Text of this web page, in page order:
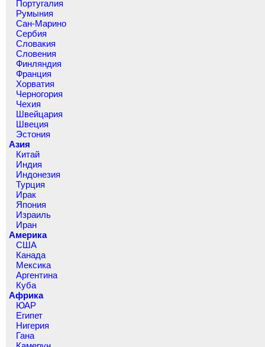
Португалия
Румыния
Сан-Марино
Сербия
Словакия
Словения
Финляндия
Франция
Хорватия
Черногория
Чехия
Швейцария
Швеция
Эстония
Азия
Китай
Индия
Индонезия
Турция
Ирак
Япония
Израиль
Иран
Америка
США
Канада
Мексика
Аргентина
Куба
Африка
ЮАР
Египет
Нигерия
Гана